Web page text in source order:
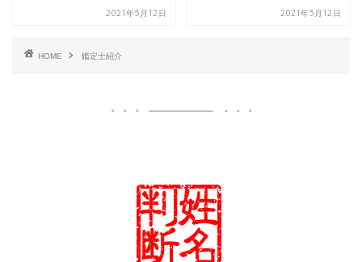
2021年5月12日 2021年5月12日
HOME 鑑定士紹介